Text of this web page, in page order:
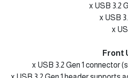
Front